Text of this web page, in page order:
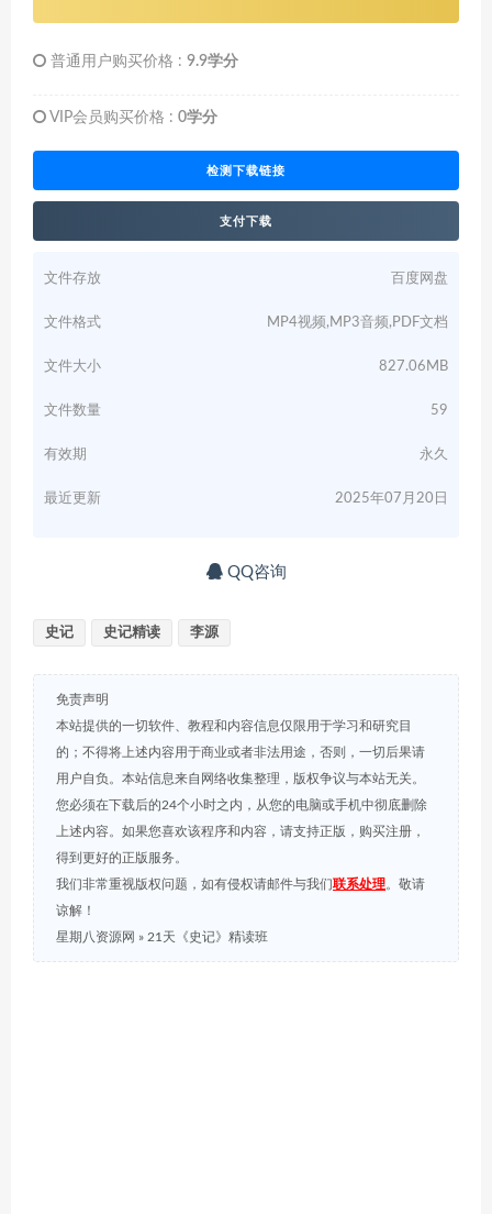
普通用户购买价格 : 9.9学分
VIP会员购买价格 : 0学分
检测下载链接
支付下载
文件存放 百度网盘
文件格式 MP4视频,MP3音频,PDF文档
文件大小 827.06MB
文件数量 59
有效期 永久
最近更新 2025年07月20日
QQ咨询
史记 史记精读 李源
免责声明
本站提供的一切软件、教程和内容信息仅限用于学习和研究目
的；不得将上述内容用于商业或者非法用途，否则，一切后果请
用户自负。本站信息来自网络收集整理，版权争议与本站无关。
您必须在下载后的24个小时之内，从您的电脑或手机中彻底删除
上述内容。如果您喜欢该程序和内容，请支持正版，购买注册，
得到更好的正版服务。
我们非常重视版权问题，如有侵权请邮件与我们联系处理。敬请
谅解！
星期八资源网 » 21天《史记》精读班